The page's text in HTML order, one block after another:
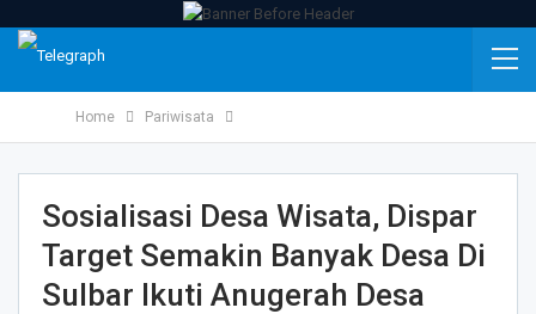
Home Pariwisata
Sosialisasi Desa Wisata, Dispar
Target Semakin Banyak Desa Di
Sulbar Ikuti Anugerah Desa